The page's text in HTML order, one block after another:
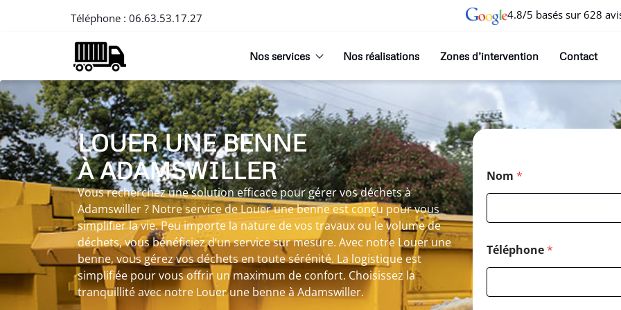
Téléphone : 06.63.53.17.27 4.8/5 basés sur 628
Nos services Nos réalisations Zones d’intervention Contact
LOUER UNE BENNE
À ADAMSWILLER
Vous recherchez une solution efficace pour gérer vos déchets à
Adamswiller ? Notre service de Louer une benne est conçu pour vous
simplifier la vie. Peu importe la nature de vos travaux ou le volume de
déchets, vous bénéficiez d’un service sur mesure. Avec notre Louer une
benne, vous gérez vos déchets en toute sérénité. La logistique est
simplifiée pour vous offrir un maximum de confort. Choisissez la
tranquillité avec notre Louer une benne à Adamswiller.
Nom *
Téléphone*